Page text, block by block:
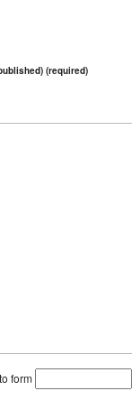
(required)
to form